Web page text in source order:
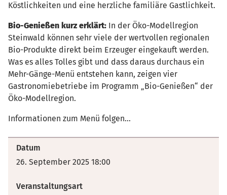
Köstlichkeiten und eine herzliche familiäre Gastlichkeit.
Bio-Genießen kurz erklärt: In der Öko-Modellregion
Steinwald können sehr viele der wertvollen regionalen
Bio-Produkte direkt beim Erzeuger eingekauft werden.
Was es alles Tolles gibt und dass daraus durchaus ein
Mehr-Gänge-Menü entstehen kann, zeigen vier
Gastronomiebetriebe im Programm „Bio-Genießen“ der
Öko-Modellregion.
Informationen zum Menü folgen...
Datum
26. September 2025 18:00
Veranstaltungsart